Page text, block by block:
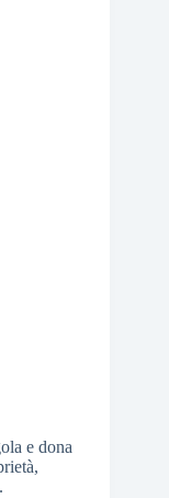
e dona